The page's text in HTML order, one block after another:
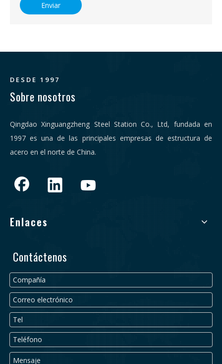
Enviar
DESDE 1997
Sobre nosotros
Qingdao Xinguangzheng Steel Station Co., Ltd, fundada en
1997 es una de las principales empresas de estructura de
acero en el norte de China.
Enlaces
Contáctenos